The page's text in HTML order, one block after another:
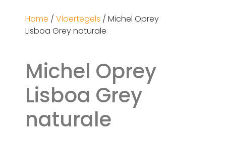
Home / Vloertegels / Michel Oprey
Lisboa Grey naturale
Michel Oprey
Lisboa Grey
naturale